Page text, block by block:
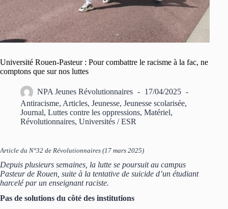
Université Rouen-Pasteur : Pour combattre le racisme à la fac, ne
comptons que sur nos luttes
NPA Jeunes Révolutionnaires
17/04/2025
Antiracisme, Articles, Jeunesse, Jeunesse scolarisée,
Journal, Luttes contre les oppressions, Matériel,
Révolutionnaires, Universités / ESR
Article du N°32 de Révolutionnaires (17 mars 2025)
Depuis plusieurs semaines, la lutte se poursuit au campus
Pasteur de Rouen, suite à la tentative de suicide d’un étudiant
harcelé par un enseignant raciste.
Pas de solutions du côté des institutions